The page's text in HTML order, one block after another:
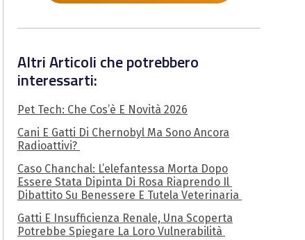
Altri Articoli che potrebbero
interessarti:
Pet Tech: Che Cos’è E Novità 2026
Cani E Gatti Di Chernobyl Ma Sono Ancora
Radioattivi?
Caso Chanchal: L’elefantessa Morta Dopo
Essere Stata Dipinta Di Rosa Riaprendo Il
Dibattito Su Benessere E Tutela Veterinaria
Gatti E Insufficienza Renale, Una Scoperta
Potrebbe Spiegare La Loro Vulnerabilità